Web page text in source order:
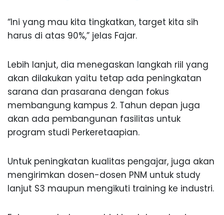
“Ini yang mau kita tingkatkan, target kita sih
harus di atas 90%,” jelas Fajar.
Lebih lanjut, dia menegaskan langkah riil yang
akan dilakukan yaitu tetap ada peningkatan
sarana dan prasarana dengan fokus
membangung kampus 2. Tahun depan juga
akan ada pembangunan fasilitas untuk
program studi Perkeretaapian.
Untuk peningkatan kualitas pengajar, juga akan
mengirimkan dosen-dosen PNM untuk study
lanjut S3 maupun mengikuti training ke industri.